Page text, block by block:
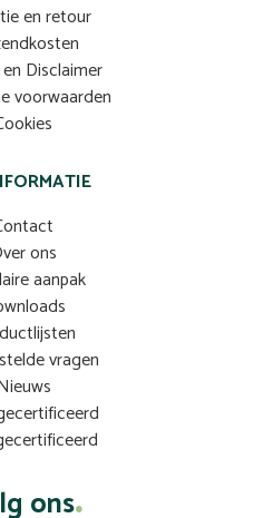
en retour
Disclaimer
voorwaarden
ons
aanpak
vragen
ons